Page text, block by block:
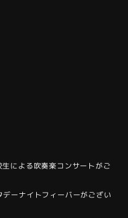
による吹奏楽コンサートがご
トフィーバーがござい